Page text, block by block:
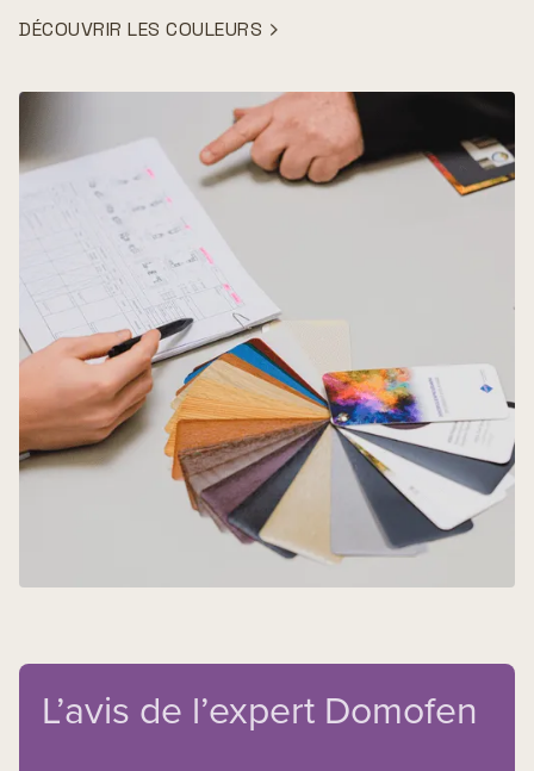
DÉCOUVRIR LES COULEURS
L’avis de l’expert Domofen